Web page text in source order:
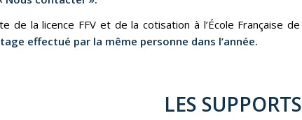
de la licence FFV et de la cotisation à l’École Française de
effectué par la même personne dans l’année.
LES SUPPORTS